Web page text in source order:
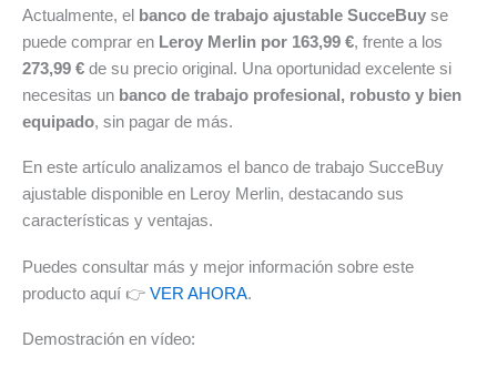
Actualmente, el banco de trabajo ajustable SucceBuy se
puede comprar en Leroy Merlin por 163,99 €, frente a los
273,99 € de su precio original. Una oportunidad excelente si
necesitas un banco de trabajo profesional, robusto y bien
equipado, sin pagar de más.
En este artículo analizamos el banco de trabajo SucceBuy
ajustable disponible en Leroy Merlin, destacando sus
características y ventajas.
Puedes consultar más y mejor información sobre este
producto aquí 👉 VER AHORA.
Demostración en vídeo: